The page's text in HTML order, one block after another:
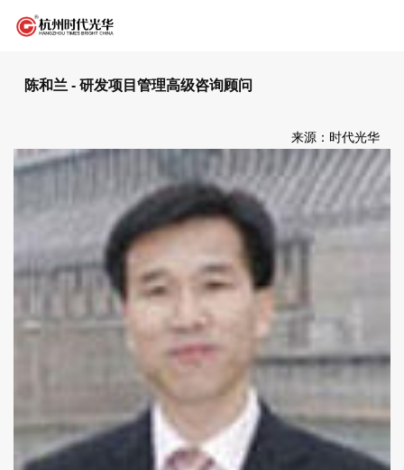
陈和兰 - 研发项目管理高级咨询顾问
来源：时代光华